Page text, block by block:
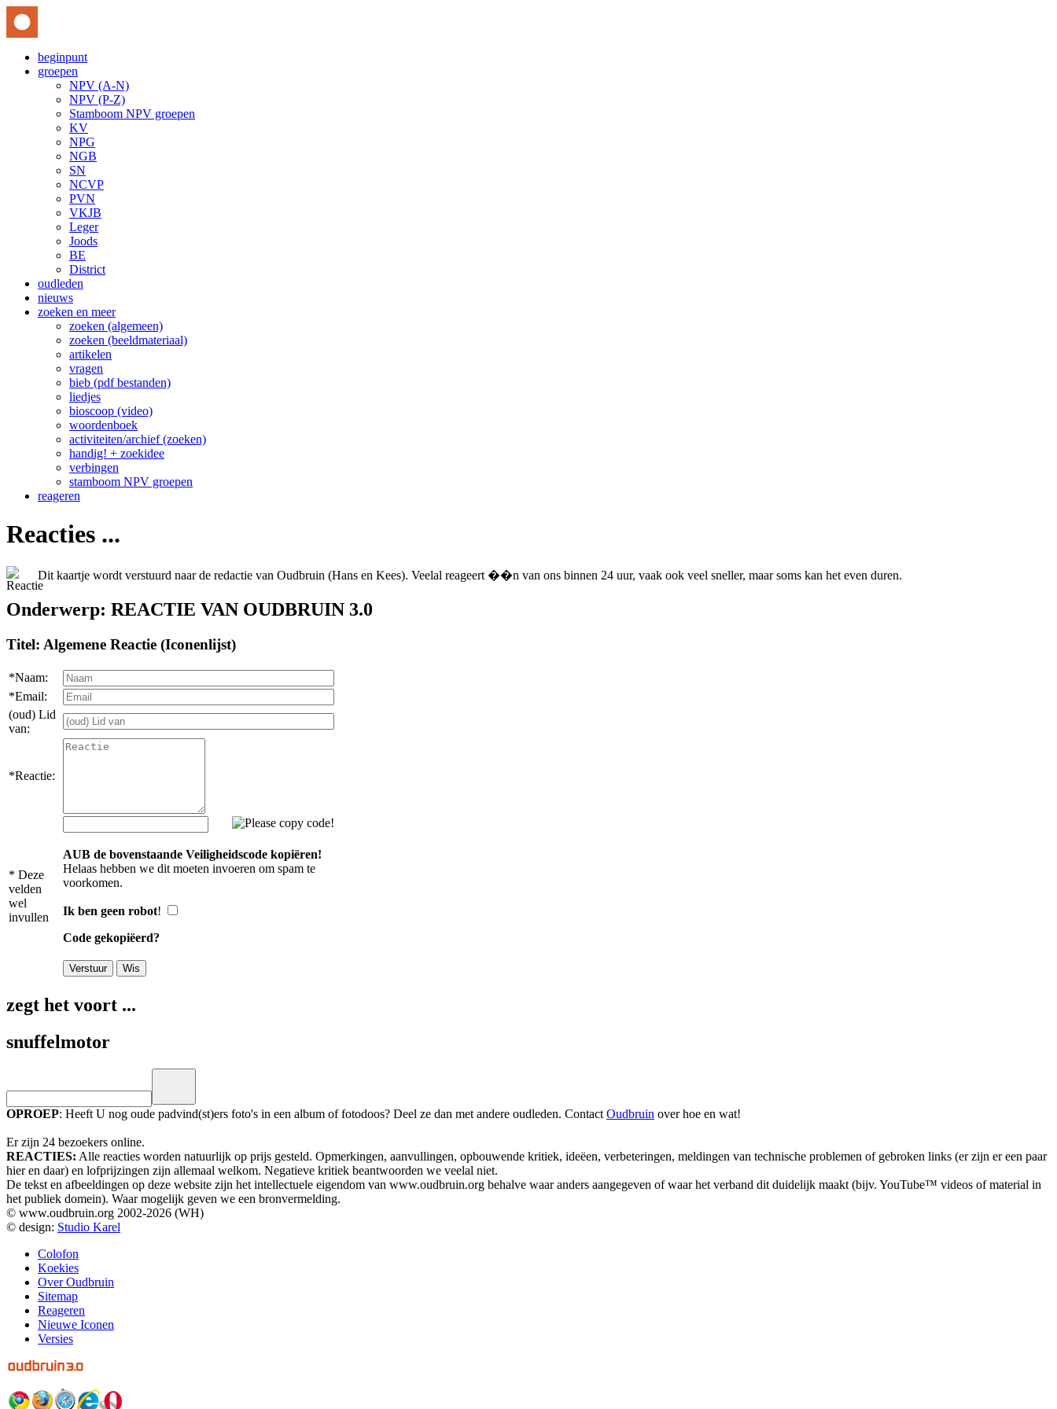
beginpunt
groepen
NPV (A-N)
NPV (P-Z)
Stamboom NPV groepen
KV
NPG
NGB
SN
NCVP
PVN
VKJB
Leger
Joods
BE
District
oudleden
nieuws
zoeken en meer
zoeken (algemeen)
zoeken (beeldmateriaal)
artikelen
vragen
bieb (pdf bestanden)
liedjes
bioscoop (video)
woordenboek
activiteiten/archief (zoeken)
handig! + zoekidee
verbingen
stamboom NPV groepen
reageren
Reacties ...
Dit kaartje wordt verstuurd naar de redactie van Oudbruin (Hans en Kees). Veelal reageert ��n van ons binnen 24 uur, vaak ook veel sneller, maar soms kan het even duren.
Onderwerp: REACTIE VAN OUDBRUIN 3.0
Titel: Algemene Reactie (Iconenlijst)
*Naam:
*Email:
(oud) Lid
van:
*Reactie:
* Deze
velden
wel
invullen
AUB de bovenstaande Veiligheidscode kopiëren!
Helaas hebben we dit moeten invoeren om spam te
voorkomen.
Ik ben geen robot!
Code gekopiëerd?
zegt het voort ...
snuffelmotor
OPROEP: Heeft U nog oude padvind(st)ers foto's in een album of fotodoos? Deel ze dan met andere oudleden. Contact Oudbruin over hoe en wat!
Er zijn 24 bezoekers online.
REACTIES: Alle reacties worden natuurlijk op prijs gesteld. Opmerkingen, aanvullingen, opbouwende kritiek, ideëen, verbeteringen, meldingen van technische problemen of gebroken links (er zijn er een paar
hier en daar) en lofprijzingen zijn allemaal welkom. Negatieve kritiek beantwoorden we veelal niet.
De tekst en afbeeldingen op deze website zijn het intellectuele eigendom van www.oudbruin.org behalve waar anders aangegeven of waar het verband dit duidelijk maakt (bijv. YouTube™ videos of material in
het publiek domein). Waar mogelijk geven we een bronvermelding.
© www.oudbruin.org 2002-2026 (WH)
© design: Studio Karel
Colofon
Koekies
Over Oudbruin
Sitemap
Reageren
Nieuwe Iconen
Versies